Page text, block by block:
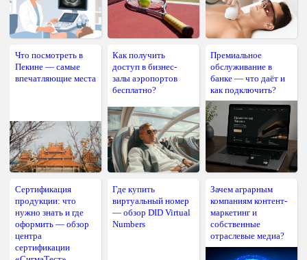
Что посмотреть в
Пекине — самые
впечатляющие места
Как получить
доступ в бизнес-
залы аэропортов
бесплатно?
Премиальное
обслуживание в
банке — что даёт и
как подключить?
Сертификация
продукции: что
нужно знать и где
оформить — обзор
центра
сертификации
Где купить
виртуальный номер
— обзор DID Virtual
Numbers
Зачем аграрным
компаниям контент-
маркетинг и
собственные
отраслевые медиа?